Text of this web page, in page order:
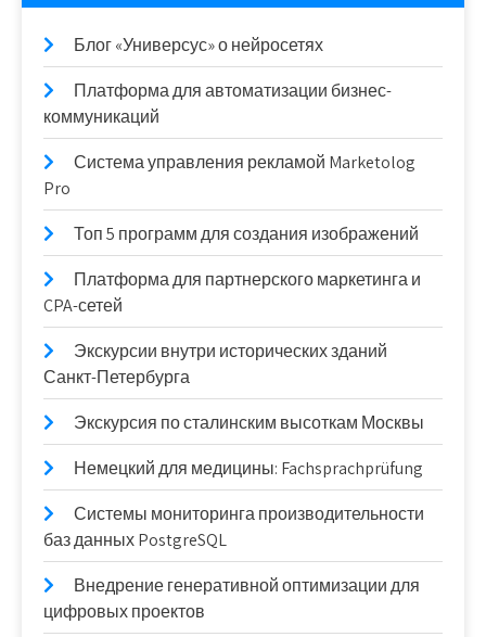
Блог «Универсус» о нейросетях
Платформа для автоматизации бизнес-
коммуникаций
Система управления рекламой Marketolog
Pro
Топ 5 программ для создания изображений
Платформа для партнерского маркетинга и
CPA-сетей
Экскурсии внутри исторических зданий
Санкт-Петербурга
Экскурсия по сталинским высоткам Москвы
Немецкий для медицины: Fachsprachprüfung
Системы мониторинга производительности
баз данных PostgreSQL
Внедрение генеративной оптимизации для
цифровых проектов